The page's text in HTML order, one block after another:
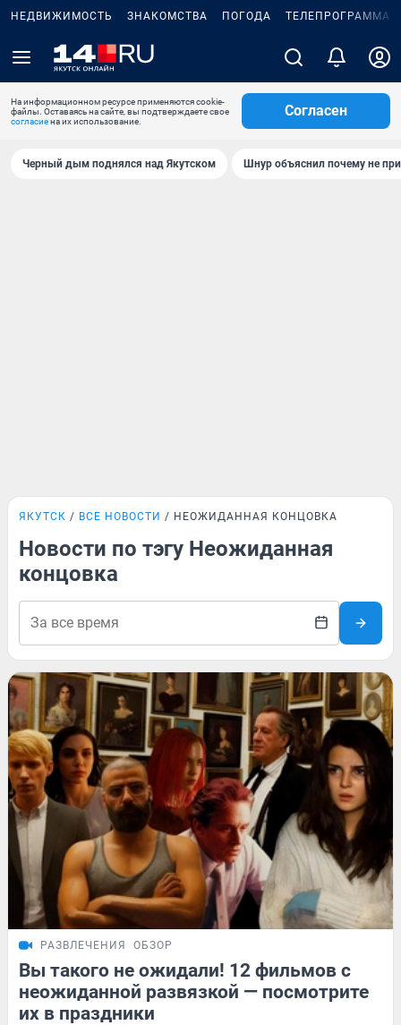
НЕДВИЖИМОСТЬ ЗНАКОМСТВА ПОГОДА ТЕЛЕПРОГРАММА
На информационном ресурсе применяются cookie-
файлы. Оставаясь на сайте, вы подтверждаете свое
согласиена их использование.
Согласен
Черный дым поднялся над Якутском Шнур объяснил почему не
ЯКУТСК ВСЕ НОВОСТИ НЕОЖИДАННАЯ КОНЦОВКА
Новости по тэгу Неожиданная
концовка
РАЗВЛЕЧЕНИЯ ОБЗОР
Вы такого не ожидали! 12 фильмов с
неожиданной развязкой — посмотрите
их в праздники